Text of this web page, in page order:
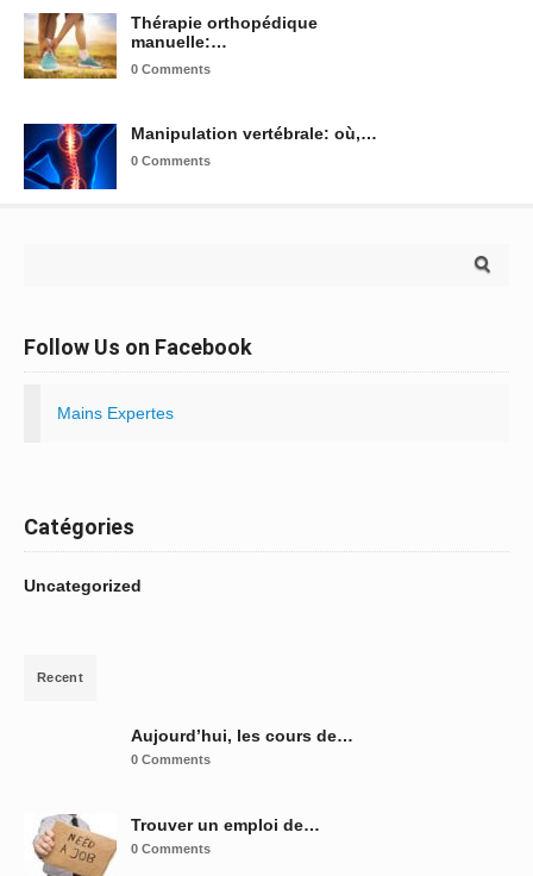
Thérapie orthopédique
manuelle:…
0 Comments
Manipulation vertébrale: où,…
0 Comments
Follow Us on Facebook
Mains Expertes
Catégories
Uncategorized
Recent
Aujourd’hui, les cours de…
0 Comments
Trouver un emploi de…
0 Comments